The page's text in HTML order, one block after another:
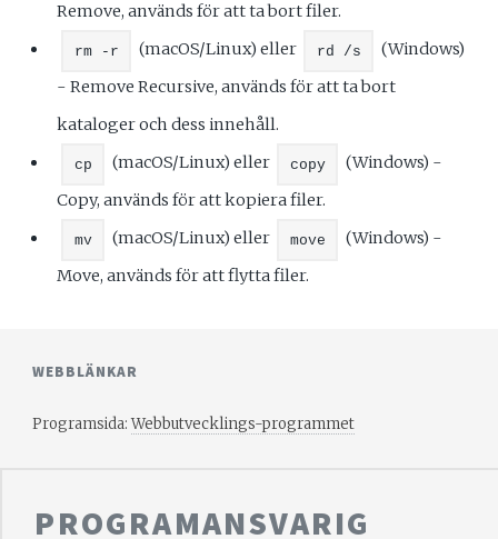
Remove, används för att ta bort filer.
rm -r (macOS/Linux) eller rd /s
(Windows)
- Remove Recursive, används för att ta bort
kataloger och dess innehåll.
cp (macOS/Linux) eller copy
(Windows) -
Copy, används för att kopiera filer.
mv (macOS/Linux) eller move
(Windows) -
Move, används för att flytta filer.
WEBBLÄNKAR
Programsida:Webbutvecklings-programmet
PROGRAMANSVARIG